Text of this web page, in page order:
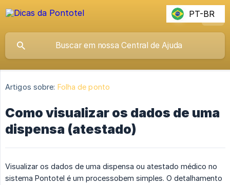
Artigos sobre: Folha de ponto
Como visualizar os dados de uma
dispensa (atestado)
Visualizar os dados de uma dispensa ou atestado médico no
sistema Pontotel é um processobem simples. O detalhamento
PT-BR